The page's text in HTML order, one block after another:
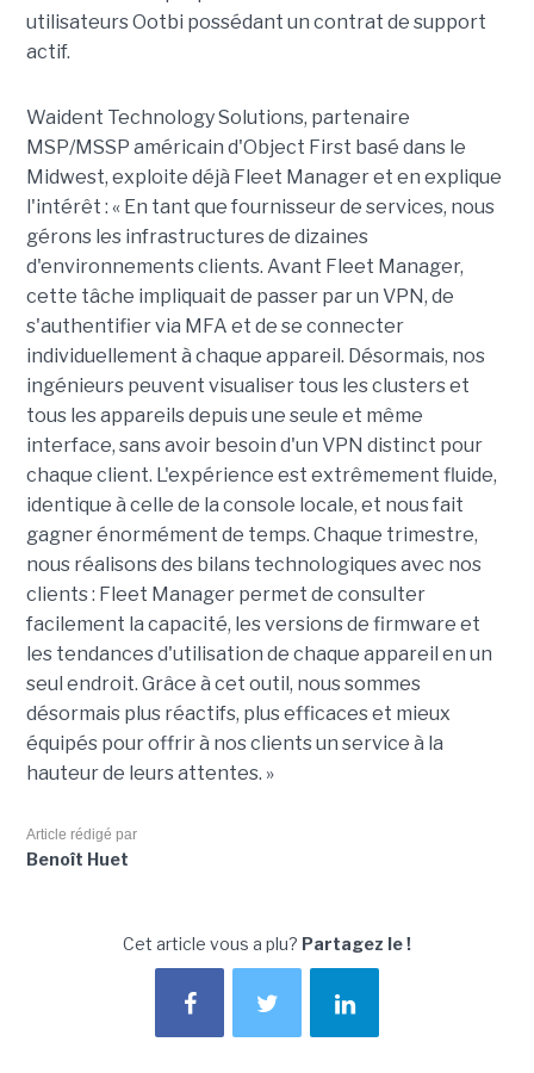
utilisateurs Ootbi possédant un contrat de support
actif.
Waident Technology Solutions, partenaire
MSP/MSSP américain d'Object First basé dans le
Midwest, exploite déjà Fleet Manager et en explique
l'intérêt : « En tant que fournisseur de services, nous
gérons les infrastructures de dizaines
d'environnements clients. Avant Fleet Manager,
cette tâche impliquait de passer par un VPN, de
s'authentifier via MFA et de se connecter
individuellement à chaque appareil. Désormais, nos
ingénieurs peuvent visualiser tous les clusters et
tous les appareils depuis une seule et même
interface, sans avoir besoin d'un VPN distinct pour
chaque client. L'expérience est extrêmement fluide,
identique à celle de la console locale, et nous fait
gagner énormément de temps. Chaque trimestre,
nous réalisons des bilans technologiques avec nos
clients : Fleet Manager permet de consulter
facilement la capacité, les versions de firmware et
les tendances d'utilisation de chaque appareil en un
seul endroit. Grâce à cet outil, nous sommes
désormais plus réactifs, plus efficaces et mieux
équipés pour offrir à nos clients un service à la
hauteur de leurs attentes. »
Article rédigé par
Benoît Huet
Cet article vous a plu? Partagez le !